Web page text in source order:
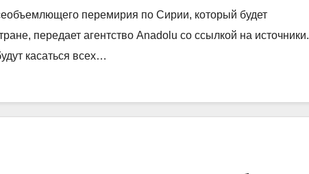
перемирия по Сирии, который будет
передает агентство Anadolu со ссылкой на источники.
касаться всех…